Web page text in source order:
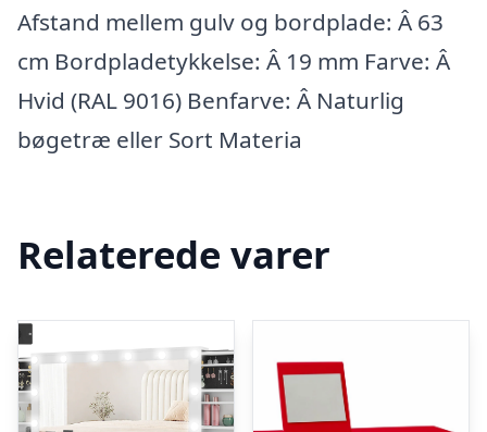
Afstand mellem gulv og bordplade: Â 63
cm Bordpladetykkelse: Â 19 mm Farve: Â
Hvid (RAL 9016) Benfarve: Â Naturlig
bøgetræ eller Sort Materia
Relaterede varer